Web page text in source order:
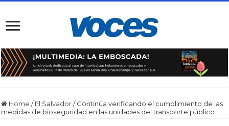
Home / El Salvador / Continúa verificando el cumplimiento de las
medidas de bioseguridad en las unidades del transporte público